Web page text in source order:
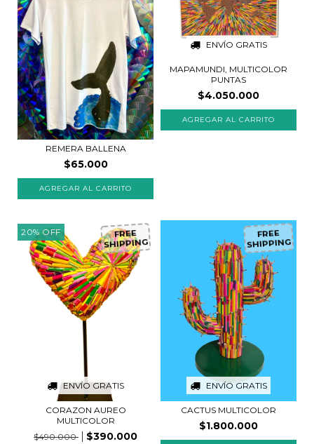
REMERA BALLENA
$65.000
ENVÍO GRATIS
MAPAMUNDI, MULTICOLOR
PUNTAS
$4.050.000
20%OFF
ENVÍO GRATIS
FREE
SHIPPING
CORAZON AUREO
MULTICOLOR
$490.000
$390.000
ENVÍO GRATIS
FREE
SHIPPING
CACTUS MULTICOLOR
$1.800.000